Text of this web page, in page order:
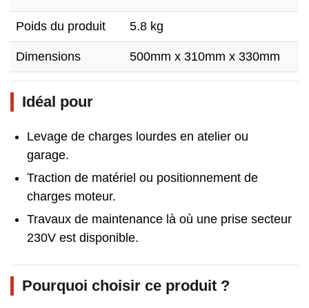
Poids du produit 5.8 kg
Dimensions 500mm x 310mm x 330mm
Idéal pour
Levage de charges lourdes en atelier ou
garage.
Traction de matériel ou positionnement de
charges moteur.
Travaux de maintenance là où une prise secteur
230V est disponible.
Pourquoi choisir ce produit ?